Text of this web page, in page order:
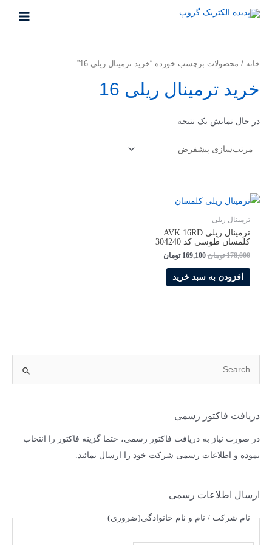
دریافت فاکتور رسمی
در صورت نیاز به دریافت فاکتور رسمی، حتما گزینه فاکتور را انتخاب
نموده و اطلاعات رسمی شرکت خود را ارسال نمائید.
ارسال اطلاعات رسمی
نام شرکت / نام و نام خانوادگی(ضروری)
خانه / محصولات برچسب خورده “خرید ترمینال ریلی 16”
خرید ترمینال ریلی 16
در حال نمایش یک نتیجه
ترمینال ریلی
ترمینال ریلی AVK 16RD
کلمسان طوسی کد 304240
178,000 تومان 169,100 تومان
افزودن به سبد خرید